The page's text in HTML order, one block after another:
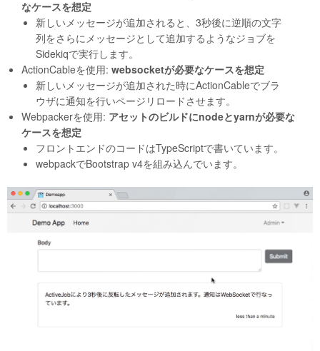
なケースを想定
新しいメッセージが追加されると、3秒後に逆順の文字
列をさらにメッセージとして追加するようなジョブを
Sidekiqで実行します。
ActionCableを使用: websocketが必要なケースを想定
新しいメッセージが追加された時にActionCableでブラ
ウザに通知を行いページリロードさせます。
Webpackerを使用: アセットのビルドにnodeとyarnが必要な
ケースを想定
フロントエンドのコードはTypeScriptで書いています。
webpackでBootstrap v4を組み込んでいます。